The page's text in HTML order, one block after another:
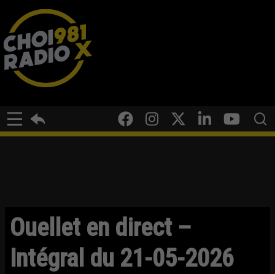
Ouellet en direct –
Intégral du 21-05-2026